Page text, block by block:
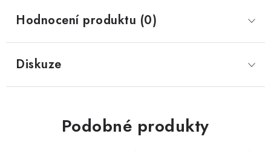
Hodnocení produktu (0)
Diskuze
Podobné produkty